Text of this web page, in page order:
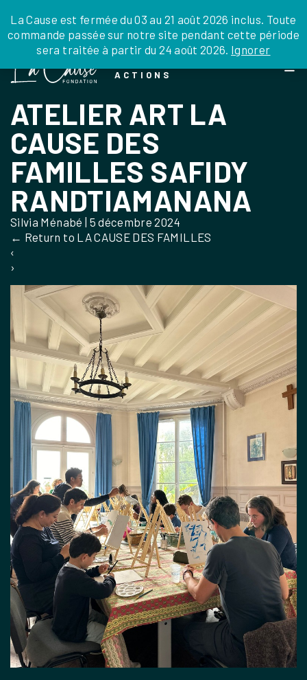
to
the
La Cause est fermée du 03 au 21 août 2026 inclus. Toute
commande passée sur notre site pendant cette période
sera traitée à partir du 24 août 2026. Ignorer
JE DONNE JE PARRAINE NOUS SOUTENIR
DEPUIS LA FRANCE
DEPUIS L’INTERNATIONAL
EN TANT QU’ORGANISATION
LEGS, LIBÉRALITÉS
0 ARTICLE
ACTIONS
ATELIER ART LA
CAUSE DES
FAMILLES SAFIDY
RANDTIAMANANA
Silvia Ménabé | 5 décembre 2024
← Return to LA CAUSE DES FAMILLES
‹
›